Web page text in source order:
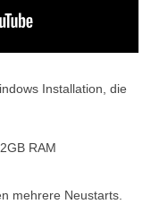
Installation, die
mehrere Neustarts.